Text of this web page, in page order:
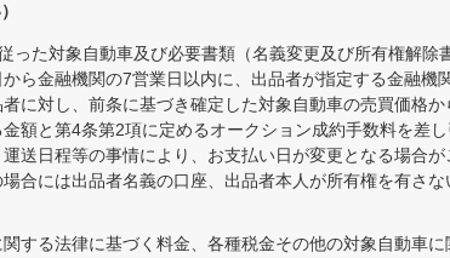
った対象自動車及び必要書類（名義変更及び所有権解
ら金融機関の7営業日以内に、出品者が指定する金融機
に対し、前条に基づき確定した対象自動車の売買価格
額と第4条第2項に定めるオークション成約手数料を差
送日程等の事情により、お支払い日が変更となる場合
合には出品者名義の口座、出品者本人が所有権を有さ
する法律に基づく料金、各種税金その他の対象自動車